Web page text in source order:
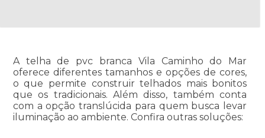
A telha de pvc branca Vila Caminho do Mar
oferece diferentes tamanhos e opções de cores,
o que permite construir telhados mais bonitos
que os tradicionais. Além disso, também conta
com a opção translúcida para quem busca levar
iluminação ao ambiente. Confira outras soluções: